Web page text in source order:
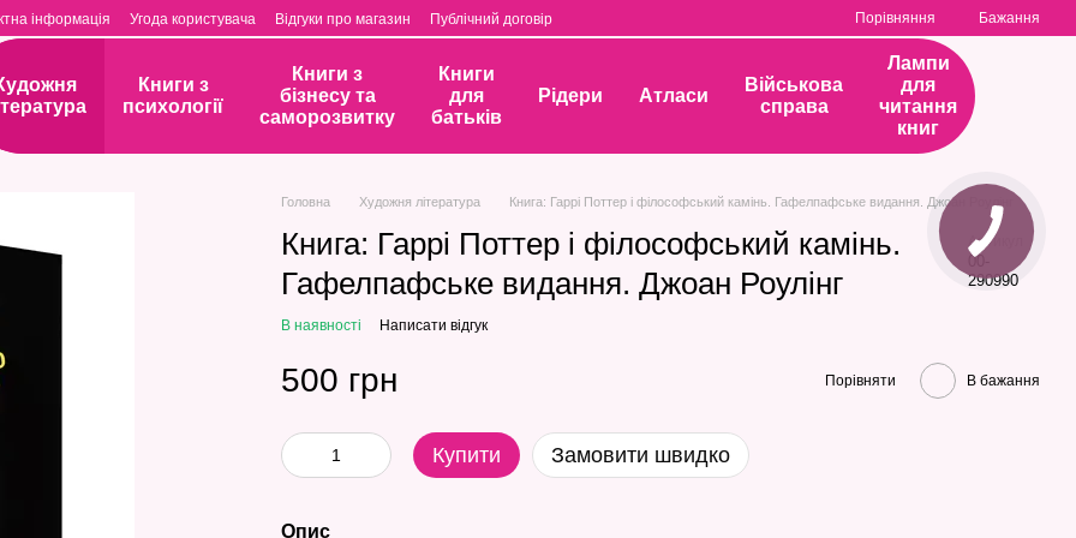
інформація Угода користувача Відгуки про магазин Публічний договір Порівняння Бажання
Книги з
психології
Книги з
бізнесу та
саморозвитку
Книги
для
батьків
Рідери Атласи
Військова
справа
Лампи
для
читання
книг
Головна Художня література Книга: Гаррі Поттер і філософський камінь. Гафелпафське видання. Джоан Роулінг
Книга: Гаррі Поттер і філософський камінь.
Гафелпафське видання. Джоан Роулінг
Артикул
00-
290990
В наявності Написати відгук
500 грн Порівняти В бажання
Купити Замовити швидко
Опис